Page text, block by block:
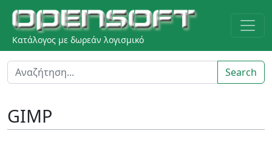
Κατάλογος με δωρεάν λογισμικό
Search
GIMP